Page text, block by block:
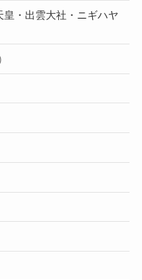
・出雲大社・ニギハヤ